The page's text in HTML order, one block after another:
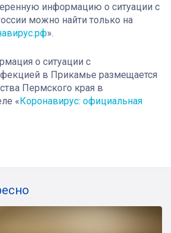
информацию о ситуации с
можно найти только на
».
о ситуации с
в Прикамье размещается
Пермского края в
«Коронавирус: официальная